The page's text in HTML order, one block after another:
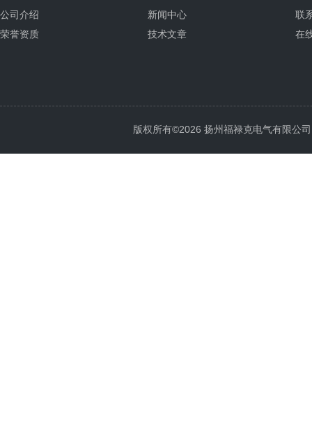
公司介绍
荣誉资质
新闻中心
技术文章
联
在
版权所有©2026 扬州福禄克电气有限公